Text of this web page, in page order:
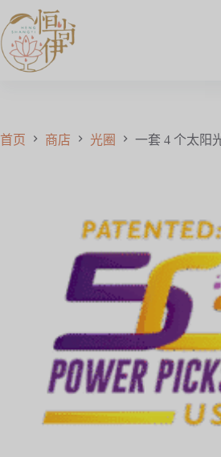
首页 商店 光圈 一套 4 个太阳